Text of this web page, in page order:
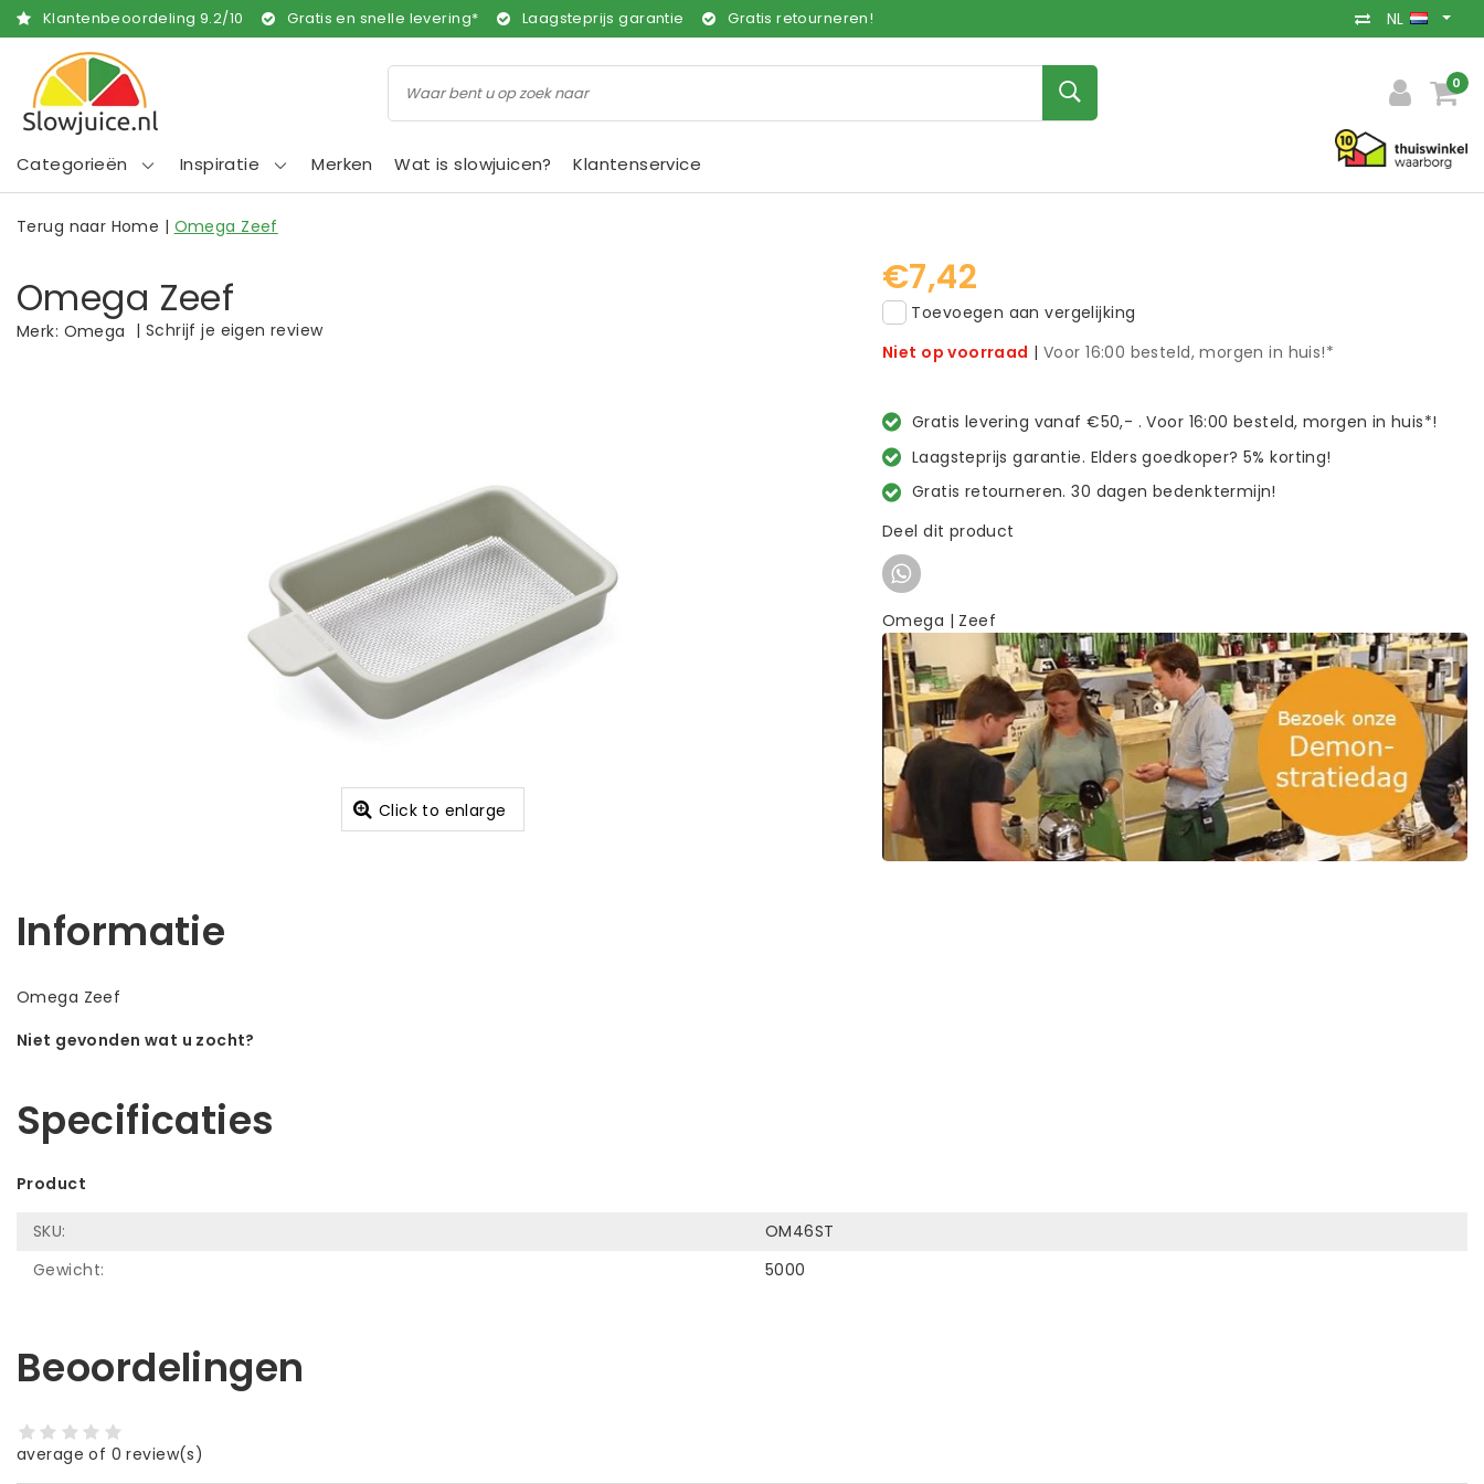
Klantenbeoordeling 9.2/10 Gratis en snelle levering* Laagsteprijs garantie Gratis retourneren! NL
0
Categorieën Inspiratie Merken Wat is slowjuicen? Klantenservice
Terug naar Home | Omega Zeef
Omega Zeef
Merk: Omega | Schrijf je eigen review
Click to enlarge
€7,42
Toevoegen aan vergelijking
Niet op voorraad | Voor 16:00 besteld, morgen in huis!*
Gratis levering vanaf €50,- . Voor 16:00 besteld, morgen in huis*!
Laagsteprijs garantie. Elders goedkoper? 5% korting!
Gratis retourneren. 30 dagen bedenktermijn!
Deel dit product
Omega | Zeef
Informatie
Omega Zeef
Niet gevonden wat u zocht?
Specificaties
Product
SKU:
OM46ST
Gewicht:
5000
Beoordelingen
average of 0 review(s)